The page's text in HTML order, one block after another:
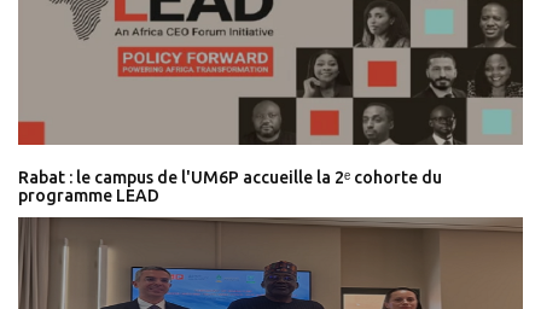
Rabat : le campus de l'UM6P accueille la 2ᵉ cohorte du
programme LEAD